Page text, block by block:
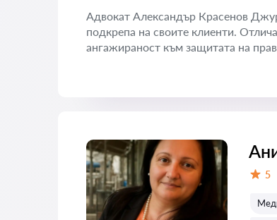
Адвокат Александър Красенов
подкрепа на своите клиенти.
ангажираност към защитата на
5